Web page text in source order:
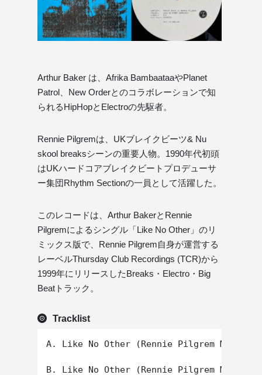
Arthur Baker は、Afrika BambaataaやPlanet
Patrol、New Orderとのコラボレーションで知
られるHipHopとElectroの先駆者。
Rennie Pilgremは、UKブレイクビーツ& Nu
skool breaksシーンの重要人物。1990年代初頭
はUKハードコアブレイクビートプロデューサ
ー集団Rhythm Sectionの一員として活躍した。
このレコードは、Arthur BakerとRennie
Pilgremによるシングル「Like No Other」のリ
ミックス版で、Rennie Pilgrem自身が運営する
レーベルThursday Club Recordings (TCR)から
1999年にリリースしたBreaks・Electro・Big
Beatトラック。
Tracklist
A. Like No Other (Rennie Pilgrem Mix Pt